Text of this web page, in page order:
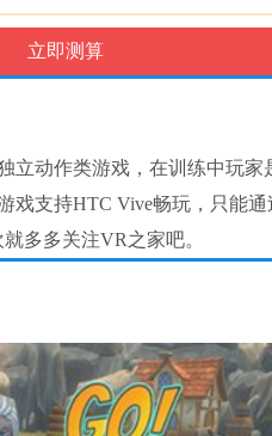
立动作类游戏，在训练中玩
支持HTC Vive畅玩，只能
多多关注VR之家吧。